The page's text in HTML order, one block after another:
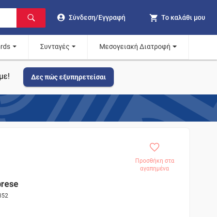
Σύνδεση/Εγγραφή Το καλάθι μου
Συνταγές Μεσογειακή Διατροφή
Δες πώς εξυπηρετείσαι
Προσθήκη στα
αγαπημένα